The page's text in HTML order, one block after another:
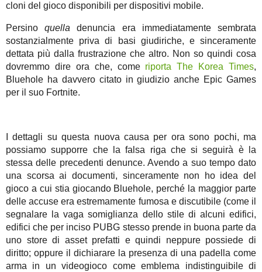
cloni del gioco disponibili per dispositivi mobile.
Persinoquella denuncia era immediatamente sembrata
sostanzialmente priva di basi giudiriche, e sinceramente
dettata più dalla frustrazione che altro. Non so quindi cosa
dovremmo dire ora che, come riporta The Korea Times,
Bluehole ha davvero citato in giudizio anche Epic Games
per il suo Fortnite.
I dettagli su questa nuova causa per ora sono pochi, ma
possiamo supporre che la falsa riga che si seguirà è la
stessa delle precedenti denunce. Avendo a suo tempo dato
una scorsa ai documenti, sinceramente non ho idea del
gioco a cui stia giocando Bluehole, perché la maggior parte
delle accuse era estremamente fumosa e discutibile (come il
segnalare la vaga somiglianza dello stile di alcuni edifici,
edifici che per inciso PUBG stesso prende in buona parte da
uno store di asset prefatti e quindi neppure possiede di
diritto; oppure il dichiarare la presenza di una padella come
arma in un videogioco come emblema indistinguibile di